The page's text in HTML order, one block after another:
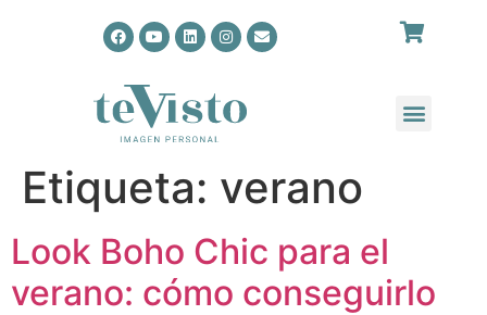
Etiqueta: verano
Look Boho Chic para el
verano: cómo conseguirlo